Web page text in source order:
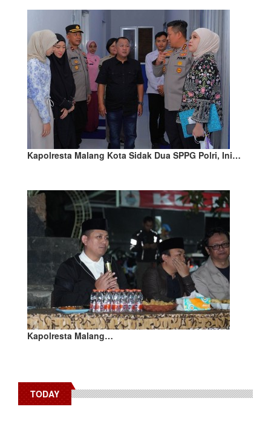
Kapolresta Malang Kota Sidak Dua SPPG Polri, Ini…
Kapolresta Malang…
TODAY